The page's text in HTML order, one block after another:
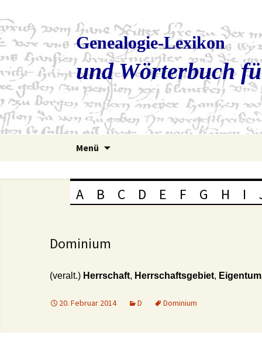
Genealogie-Lexikon
und Wörterbuch
Menü
A B C D E F G H I
Dominium
(veralt.) Herrschaft, Herrschaftsgebiet,
20. Februar 2014 D Dominium